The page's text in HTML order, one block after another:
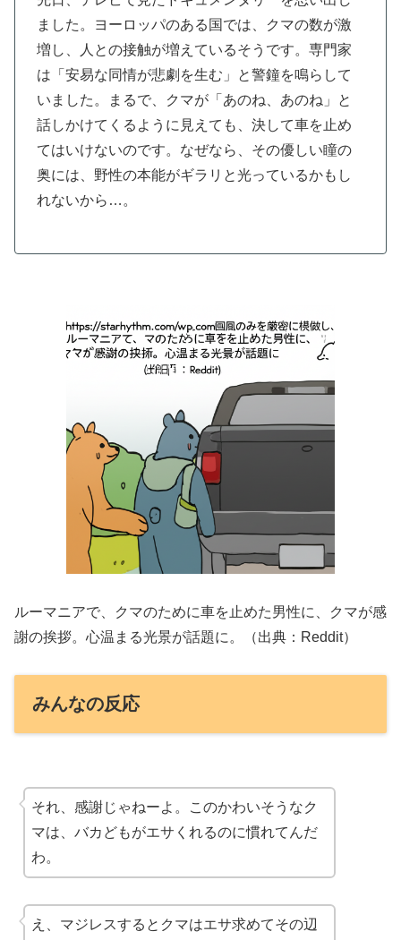
ました。ヨーロッパのある国では、クマの数が激
増し、人との接触が増えているそうです。専門家
は「安易な同情が悲劇を生む」と警鐘を鳴らして
いました。まるで、クマが「あのね、あのね」と
話しかけてくるように見えても、決して車を止め
てはいけないのです。なぜなら、その優しい瞳の
奥には、野性の本能がギラリと光っているかもし
れないから…。
ルーマニアで、クマのために車を止めた男性に、クマが感
謝の挨拶。心温まる光景が話題に。（出典：Reddit）
みんなの反応
それ、感謝じゃねーよ。このかわいそうなク
マは、バカどもがエサくれるのに慣れてんだ
わ。
え、マジレスするとクマはエサ求めてその辺